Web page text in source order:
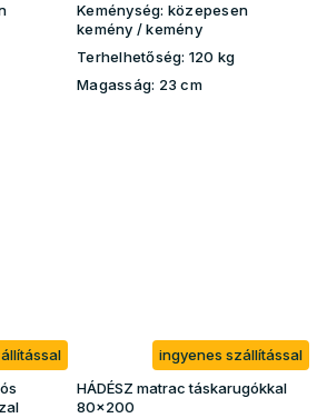
Keménység: közepesen
kemény / kemény
Terhelhetőség: 120 kg
Magasság: 23 cm
ingyenes szállítással
HÁDÉSZ matrac táskarugókkal
80x200